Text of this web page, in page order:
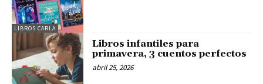
LIBROS CARLA
Libros infantiles para
primavera, 3 cuentos perfectos
abril 25, 2026